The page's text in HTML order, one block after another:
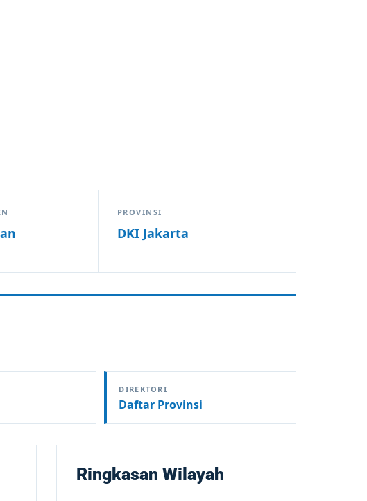
PROVINSI
DKI Jakarta
DIREKTORI
Daftar Provinsi
Ringkasan Wilayah